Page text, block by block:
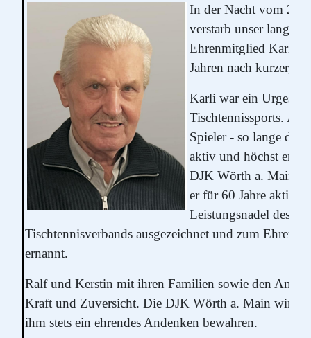
In der Nacht vom 24.
verstarb unser
Ehrenmitglied Karl
Jahren nach kurzer,
Karli war ein
Tischtennissports. Als
Spieler - so lange die
aktiv und höchst
DJK Wörth a. Main
er für 60 Jahre
Leistungsnadel des
Tischtennisverbands ausgezeichnet und zum
ernannt.
Ralf und Kerstin mit ihren Familien sowie den
Kraft und Zuversicht. Die DJK Wörth a. Main wird
ihm stets ein ehrendes Andenken bewahren.